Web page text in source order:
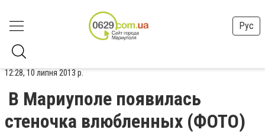
Рус
12:28, 10 липня 2013 р.
В Мариуполе появилась
стеночка влюбленных (ФОТО)